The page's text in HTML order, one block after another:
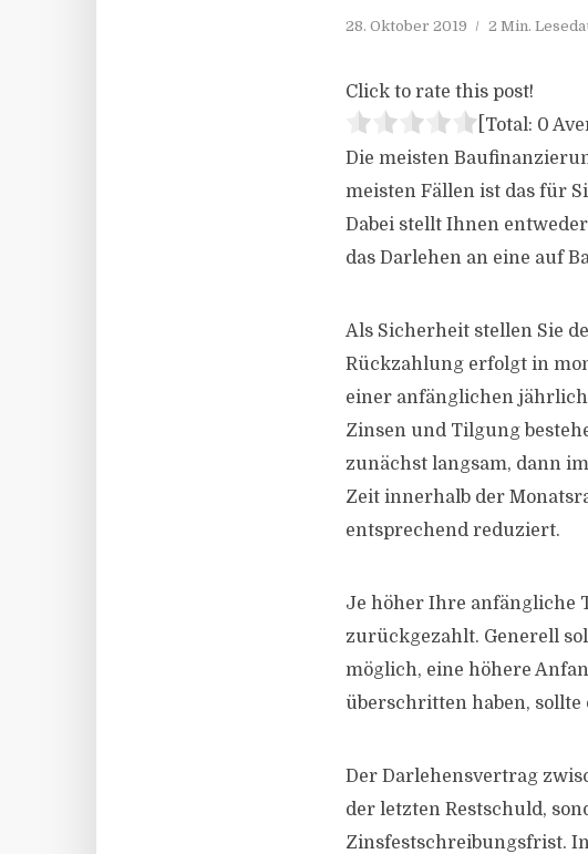
28. Oktober 2019 2 Min.
Click to rate this post!
[Total: 0
Die meisten
meisten Fällen ist das für
Dabei stellt Ihnen
das Darlehen an eine auf
Als Sicherheit stellen Sie
Rückzahlung erfolgt in
einer anfänglichen
Zinsen und Tilgung
zunächst langsam, dann
Zeit innerhalb der
entsprechend reduziert.
Je höher Ihre anfängliche
zurückgezahlt. Generell
möglich, eine höhere
überschritten haben, sollte
Der Darlehensvertrag
der letzten Restschuld,
Zinsfestschreibungsfrist.